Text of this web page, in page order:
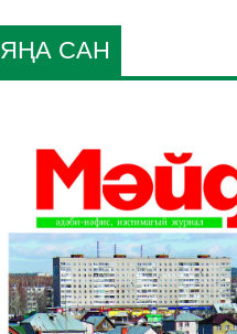
ЯҢА САН